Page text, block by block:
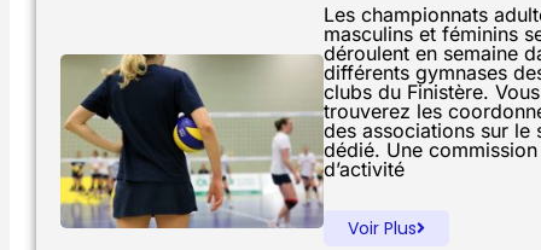
Les championnats
masculins et féminins
déroulent en semaine
différents gymnases
clubs du Finistère. Vous
trouverez les
des associations sur le
dédié. Une commission
d’activité
Voir Plus